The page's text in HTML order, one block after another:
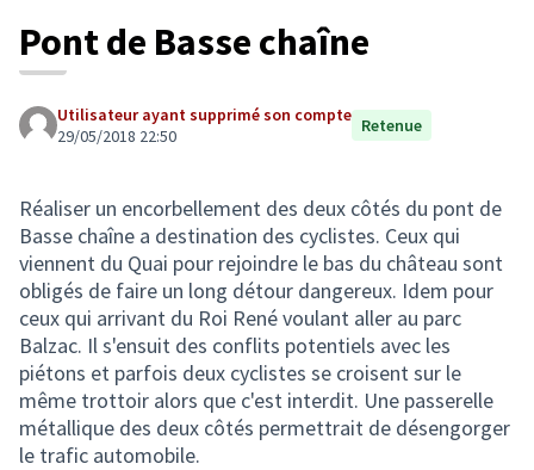
Pont de Basse chaîne
Utilisateur ayant supprimé son compte
29/05/2018 22:50
Retenue
Réaliser un encorbellement des deux côtés du pont de
Basse chaîne a destination des cyclistes. Ceux qui
viennent du Quai pour rejoindre le bas du château sont
obligés de faire un long détour dangereux. Idem pour
ceux qui arrivant du Roi René voulant aller au parc
Balzac. Il s'ensuit des conflits potentiels avec les
piétons et parfois deux cyclistes se croisent sur le
même trottoir alors que c'est interdit. Une passerelle
métallique des deux côtés permettrait de désengorger
le trafic automobile.